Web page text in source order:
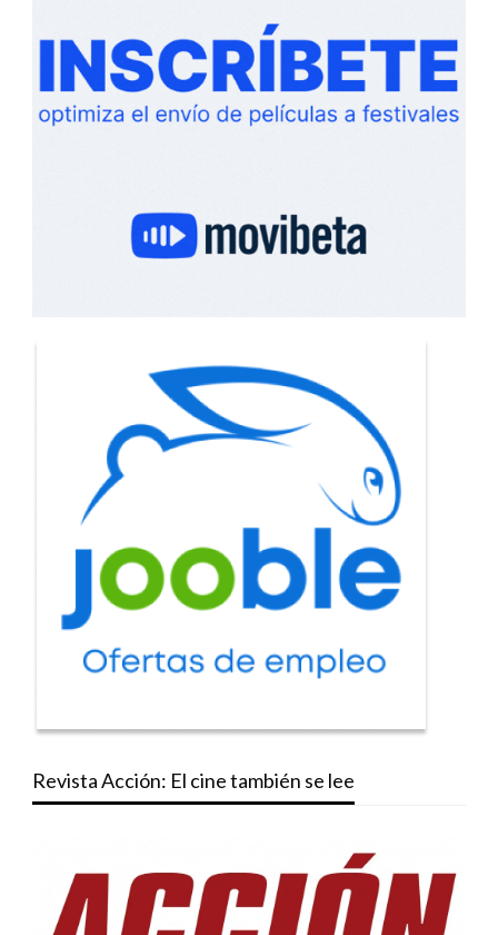
Revista Acción: El cine también se lee